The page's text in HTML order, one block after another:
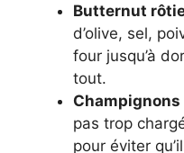
Butternut
d’olive, sel,
four jusqu’à
tout.
Champignons
pas trop
pour éviter